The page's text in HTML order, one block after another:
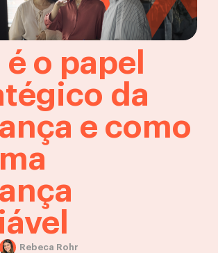
o papel
da
e como
Rebeca Rohr